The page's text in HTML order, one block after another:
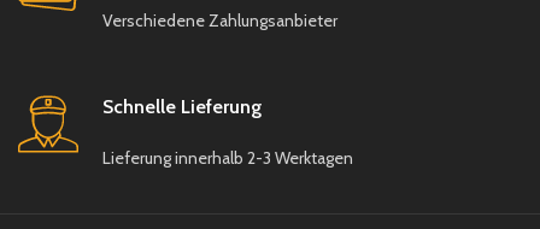
Restaurants undVerschiedene Zahlungsanbieter
Schnelle Lieferung
Lieferung innerhalb 2-3 Werktagen